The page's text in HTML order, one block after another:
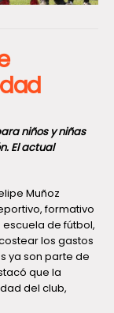
niños y niñas
El actual
Muñoz
formativo
de fútbol,
los gastos
ya son parte de
que la
del club,